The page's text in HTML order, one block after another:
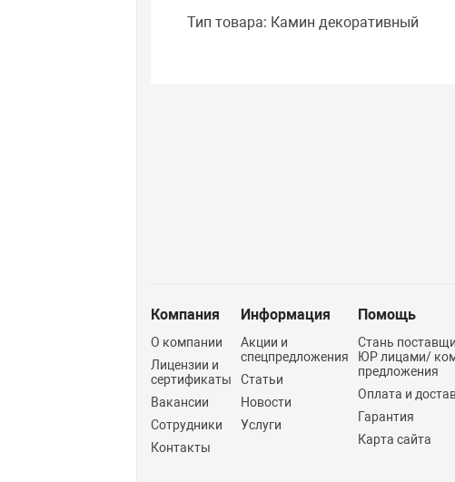
Тип товара: Камин декоративный
Компания
О компании
Лицензии и
сертификаты
Вакансии
Сотрудники
Контакты
Информация
Акции и
спецпредложения
Статьи
Новости
Услуги
Помощь
Стань
ЮР лицами/
предложения
Оплата и
Гарантия
Карта сайта